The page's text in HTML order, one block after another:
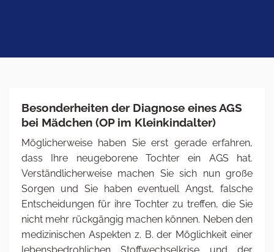
Besonderheiten der Diagnose eines AGS
bei Mädchen (OP im Kleinkindalter)
Möglicherweise haben Sie erst gerade erfahren,
dass Ihre neugeborene Tochter ein AGS hat.
Verständlicherweise machen Sie sich nun große
Sorgen und Sie haben eventuell Angst, falsche
Entscheidungen für ihre Tochter zu treffen, die Sie
nicht mehr rückgängig machen können. Neben den
medizinischen Aspekten z. B. der Möglichkeit einer